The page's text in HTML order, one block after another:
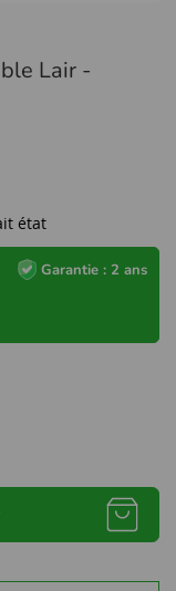
Lair -
état
Garantie : 2 ans